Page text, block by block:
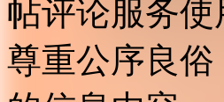
帖评论服务
尊重公序良